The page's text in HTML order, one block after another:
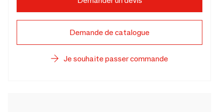
Demande de catalogue
Je souhaite passer commande